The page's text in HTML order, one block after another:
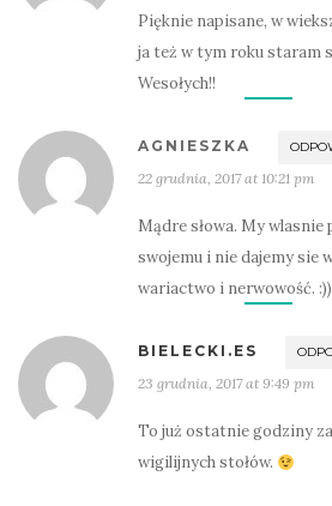
Pięknie napisane, w
ja też w tym roku staram
Wesołych!!
AGNIESZKA
22 grudnia, 2017 at 10:21 pm
Mądre słowa. My
swojemu i nie dajemy sie
wariactwo i nerwowość. :))
BIELECKI.ES
23 grudnia, 2017 at 9:49 pm
To już ostatnie godziny
wigilijnych stołów.